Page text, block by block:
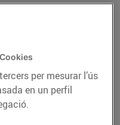
per mesurar l’ús
en un perfil